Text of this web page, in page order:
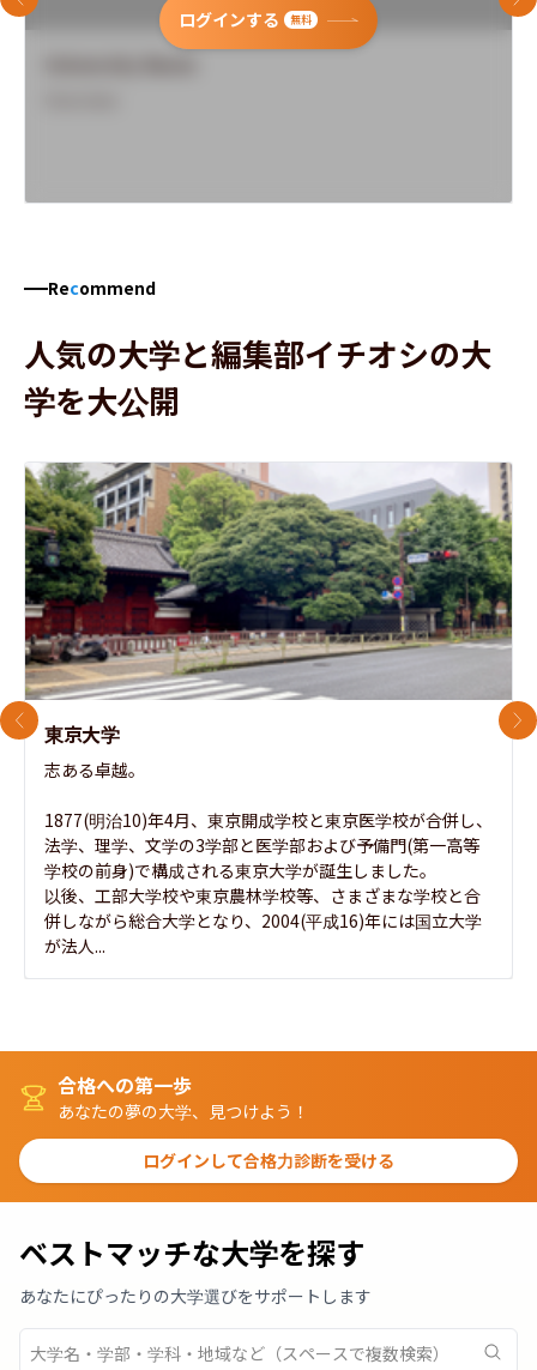
ログインする 無料
前のスライド 次
Recommend
人気の大学と編集部イチオシの大
学を大公開
東京大学
志ある卓越。
1877(明治10)年4月、東京開成学校と東京医学校が合併し、
法学、理学、文学の3学部と医学部および予備門(第一高等
学校の前身)で構成される東京大学が誕生しました。
以後、工部大学校や東京農林学校等、さまざまな学校と合
併しながら総合大学となり、2004(平成16)年には国立大学
が法人...
前のスライド 次
合格への第一歩
あなたの夢の大学、見つけよう！
ログインして合格力診断を受ける
ベストマッチな大学を探す
あなたにぴったりの大学選びをサポートします